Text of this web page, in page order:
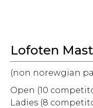
Lofoten
(non norewgian
Open (10
Ladies (8